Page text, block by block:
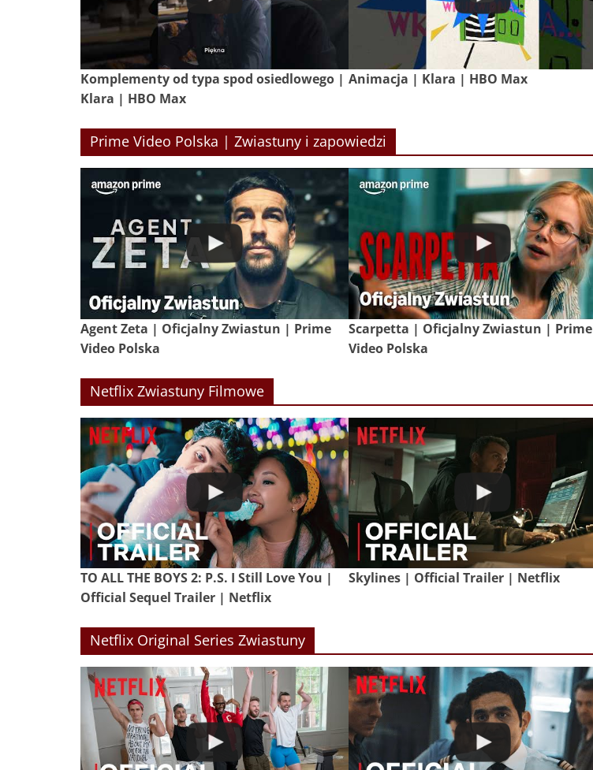
Komplementy od typa spod osiedlowego |
Klara | HBO Max
Animacja | Klara | HBO Max
Prime Video Polska | Zwiastuny i zapowiedzi
Agent Zeta | Oficjalny Zwiastun | Prime
Video Polska
Scarpetta | Oficjalny Zwiastun | Prime
Video Polska
Netflix Zwiastuny Filmowe
TO ALL THE BOYS 2: P.S. I Still Love You |
Official Sequel Trailer | Netflix
Skylines | Official Trailer | Netflix
Netflix Original Series Zwiastuny